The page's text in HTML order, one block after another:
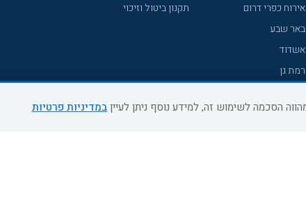
אירוח כפרי דרום
באר שבע
אשדוד
רמת גן
עכו
תקנון ביטול וזיכוי
במדיניות פרטיות